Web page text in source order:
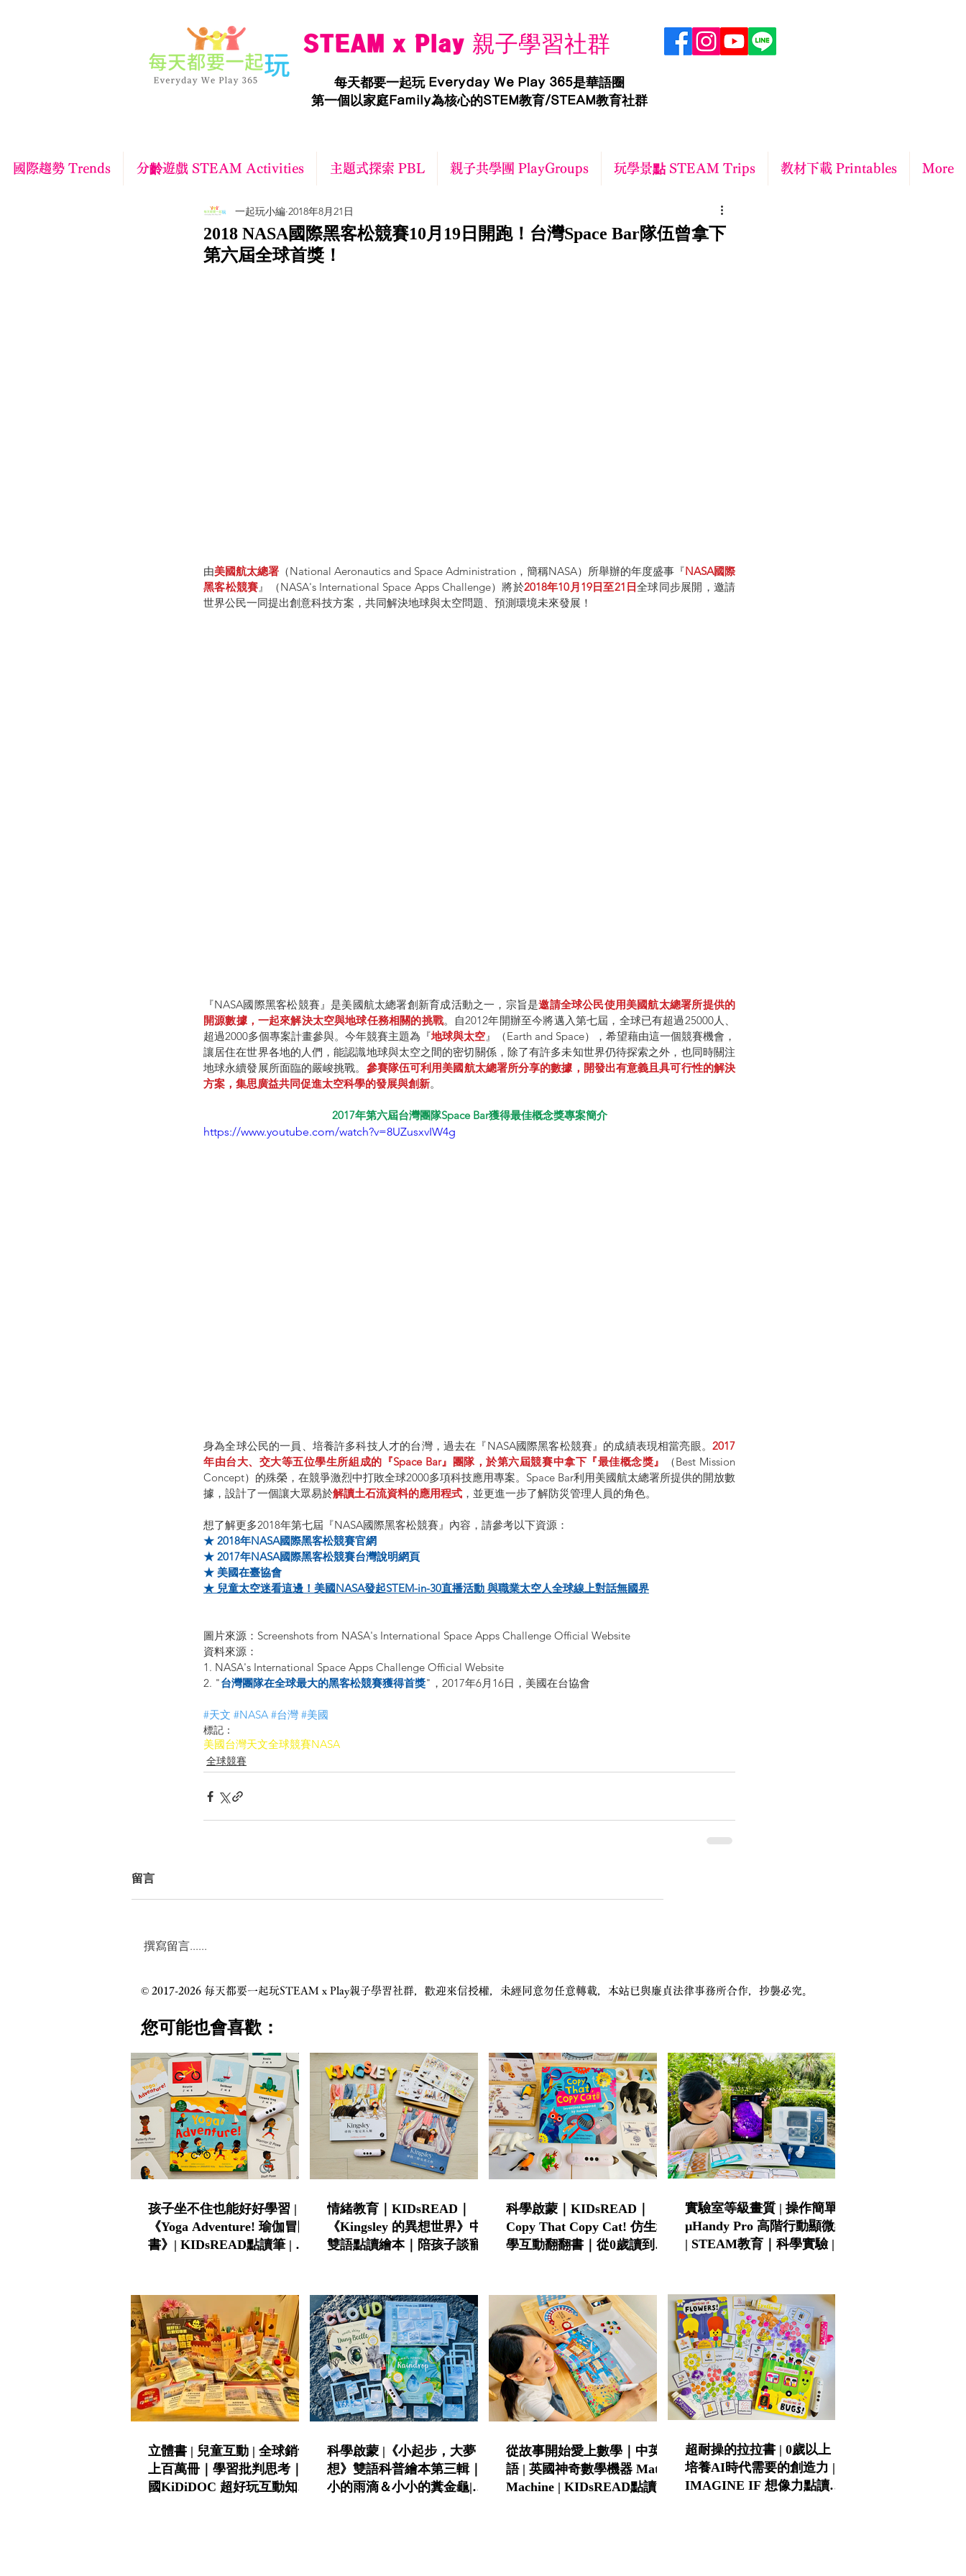
STEAM x Play 親子學習社群
每天都要一起玩 Everyday We Play 365是華語圈
第一個以家庭Family為核心的STEM教育/STEAM教育社群
國際趨勢 Trends 分齡遊戲 STEAM Activities 主題式探索 PBL 親子共學團 PlayGroups 玩學景點 STEAM Trips 教材下載 Printables More
2018 NASA國際黑客松競賽10月19日開跑！台灣Space Bar隊伍曾拿下
第六屆全球首獎！
一起玩小編 2018年8月21日
由美國航太總署 （National Aeronautics and Space Administration，簡稱NASA）所舉辦的年度盛事『NASA國際
黑客松競賽』（NASA's International Space Apps Challenge）將於2018年10月19日至21日全球同步展開，邀請
世界公民一同提出創意科技方案，共同解決地球與太空問題、預測環境未來發展！
『NASA國際黑客松競賽』是美國航太總署創新育成活動之一，宗旨是邀請全球公民使用美國航太總署所提供的
開源數據，一起來解決太空與地球任務相關的挑戰。自2012年開辦至今將邁入第七屆，全球已有超過25000人、
超過2000多個專案計畫參與。今年競賽主題為『地球與太空』（Earth and Space），希望藉由這一個競賽機會，
讓居住在世界各地的人們，能認識地球與太空之間的密切關係，除了有許多未知世界仍待探索之外，也同時關注
地球永續發展所面臨的嚴峻挑戰。 參賽隊伍可利用美國航太總署所分享的數據，開發出有意義且具可行性的解決
方案，集思廣益共同促進太空科學的發展與創新。
2017年第六屆台灣團隊Space Bar獲得最佳概念獎專案簡介
https://www.youtube.com/watch?v=8UZusxvIW4g
身為全球公民的一員、培養許多科技人才的台灣，過去在『NASA國際黑客松競賽』的成績表現相當亮眼。 2017
年由台大、交大等五位學生所組成的『Space Bar』團隊，於第六屆競賽中拿下『最佳概念獎』
（Best Mission
Concept）的殊榮，在競爭激烈中打敗全球2000多項科技應用專案。Space Bar利用美國航太總署所提供的開放數
據，設計了一個讓大眾易於解讀土石流資料的應用程式 ，並更進一步了解防災管理人員的角色。
想了解更多2018年第七屆『NASA國際黑客松競賽』內容，請參考以下資源：
★ 2018年NASA國際黑客松競賽官網
★ 2017年NASA國際黑客松競賽台灣說明網頁
★ 美國在臺協會
★ 兒童太空迷看這邊！美國NASA發起STEM-in-30直播活動 與職業太空人全球線上對話無國界
圖片來源：Screenshots from NASA's International Space Apps Challenge Official Website
資料來源：
1. NASA's International Space Apps Challenge Official Website
2. "台灣團隊在全球最大的黑客松競賽獲得首獎"，2017年6月16日，美國在台協會
#天文 #NASA #台灣 #美國
標記：
美國台灣天文全球競賽NASA
全球競賽
留言
撰寫留言......
​您可能也會喜歡：
孩子坐不住也能好好學習 |
《Yoga Adventure! 瑜伽冒險
書》| KIDsREAD點讀筆 | 中
情緒教育｜KIDsREAD｜
《Kingsley 的異想世界》中英
雙語點讀繪本｜陪孩子談寵物
科學啟蒙｜KIDsREAD｜
Copy That Copy Cat! 仿生科
學互動翻翻書｜從0歲讀到小
實驗室等級畫質 | 操作簡單 |
µHandy Pro 高階行動顯微組
| STEAM教育｜科學實驗 | 科
立體書 | 兒童互動 | 全球銷售
上百萬冊｜學習批判思考｜法
國KiDiDOC 超好玩互動知識
科學啟蒙 |《小起步，大夢
想》雙語科普繪本第三輯｜小
小的雨滴＆小小的糞金龜|
從故事開始愛上數學｜中英雙
語 | 英國神奇數學機器 Math
Machine | KIDsREAD點讀筆
超耐操的拉拉書 | 0歲以上 |
培養AI時代需要的創造力 |
IMAGINE IF 想像力點讀互
© 2017-2026 每天都要一起玩STEAM x Play親子學習社群，歡迎來信授權，未經同意勿任意轉載，本站已與廉貞法律事務所合作，抄襲必究。